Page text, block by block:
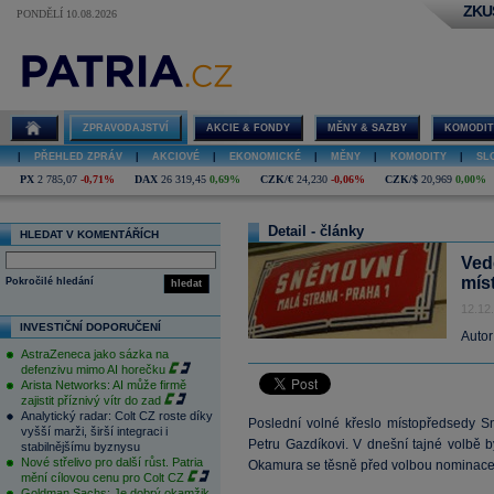
PONDĚLÍ 10.08.2026
ZPRAVODAJSTVÍ AKCIE & FONDY MĚNY & SAZBY
PŘEHLED ZPRÁV AKCIOVÉ EKONOMICKÉ MĚNY KOMODITY
PX 2 785,07 -0,71% DAX 26 319,45 0,69% CZK/€ 24,230 -0,06% CZK/$ 20,969 0,00%
HLEDAT V KOMENTÁŘÍCH
hledat
Pokročilé hledání
INVESTIČNÍ DOPORUČENÍ
AstraZeneca jako sázka na
defenzivu mimo AI horečku
Arista Networks: AI může firmě
zajistit příznivý vítr do zad
Analytický radar: Colt CZ roste díky
vyšší marži, širší integraci i
stabilnějšímu byznysu
Nové střelivo pro další růst. Patria
mění cílovou cenu pro Colt CZ
Detail - články
Poslední volné křeslo místopředsedy
Petru Gazdíkovi. V dnešní tajné volbě
Okamura se těsně před volbou